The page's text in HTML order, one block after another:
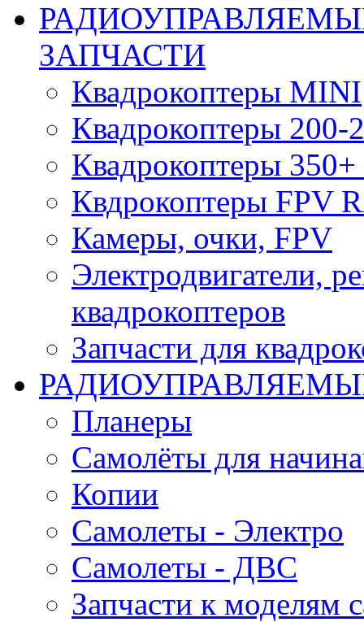
ЗАПЧАСТИ
Квадрокоптеры MINI
Квадрокоптеры 200-
Квадрокоптеры 350+
Квдрокоптеры FPV
Камеры, очки, FPV
Электродвигатели,
квадрокоптеров
Запчасти для
Планеры
Самолёты для
Копии
Самолеты - Электро
Самолеты - ДВС
Запчасти к моделям